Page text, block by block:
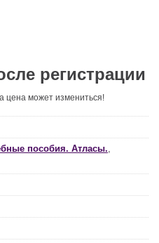
регистрации
цена может измениться!
пособия. Атласы.